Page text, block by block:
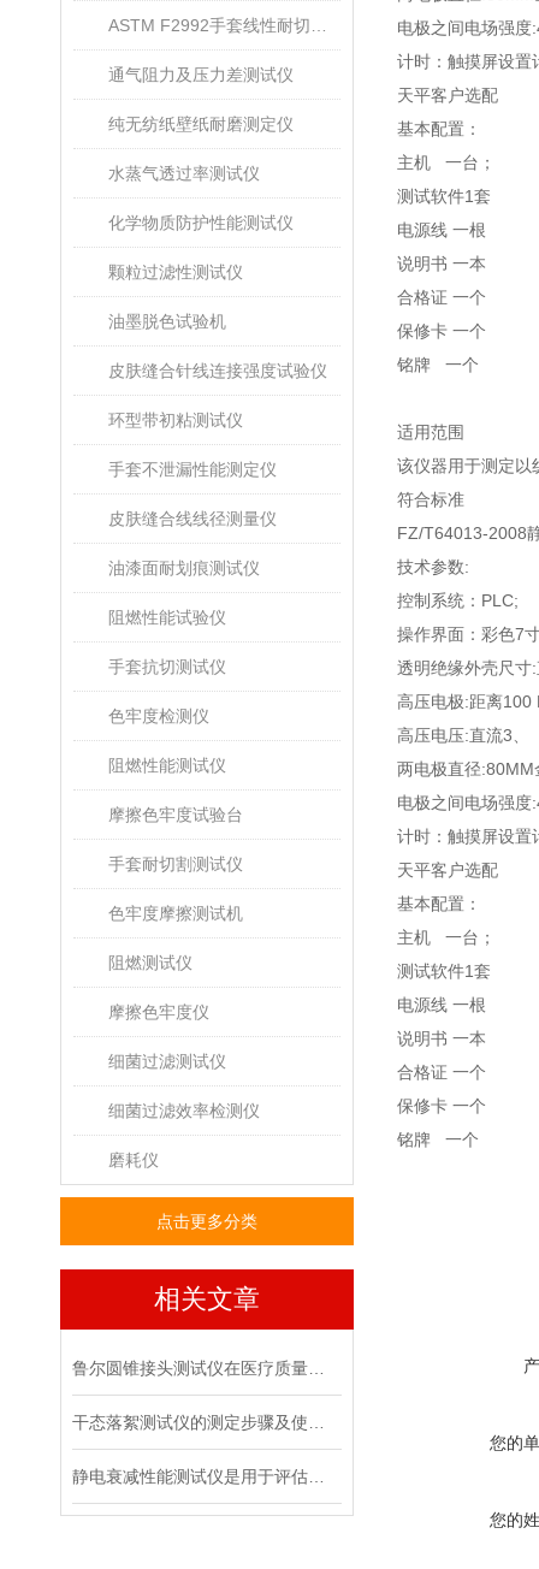
通气阻力及压力差测试仪
纯无纺纸壁纸耐磨测定仪
水蒸气透过率测试仪
化学物质防护性能测试仪
颗粒过滤性测试仪
油墨脱色试验机
皮肤缝合针线连接强度试验仪
环型带初粘测试仪
手套不泄漏性能测定仪
皮肤缝合线线径测量仪
油漆面耐划痕测试仪
阻燃性能试验仪
手套抗切测试仪
色牢度检测仪
阻燃性能测试仪
摩擦色牢度试验台
手套耐切割测试仪
色牢度摩擦测试机
阻燃测试仪
摩擦色牢度仪
细菌过滤测试仪
细菌过滤效率检测仪
磨耗仪
点击更多分类
相关文章
电极之间电场强度
计时：触摸屏设置
天平客户选配
基本配置：
主机 一台 ；
测试软件1套
电源线 一根
说明书 一本
合格证 一个
保修卡 一个
铭牌 一个
适用范围
该仪器用于测定以
符合标准
FZ/T64013-2008
技术参数:
控制系统： PLC;
操作界面：彩色7
透明绝缘外壳尺寸:
高压电极:距离100
高压电压:直流3
两电极直径:80MM
电极之间电场强度
计时：触摸屏设置
天平客户选配
基本配置：
主机 一台 ；
测试软件1套
电源线 一根
说明书 一本
合格证 一个
保修卡 一个
铭牌 一个
您的
您的